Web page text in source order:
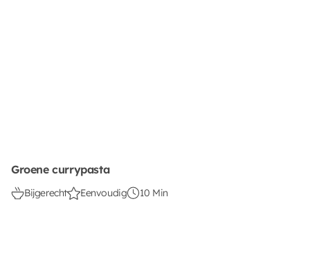
Groene currypasta
Bijgerecht Eenvoudig 10 Min